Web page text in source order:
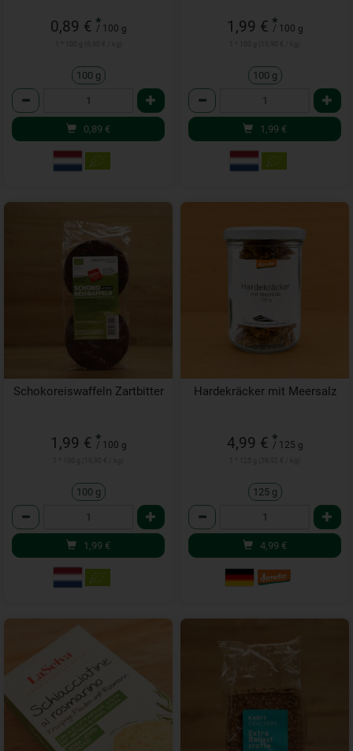
0,89 € *
/ 100 g
100 g
Anzahl
0,89 €
1,99 € *
/ 100 g
100 g
Anzahl
1,99 €
Schokoreiswaffeln Zartbitter
1,99 € *
/ 100 g
100 g
Anzahl
1,99 €
Hardekräcker mit Meersalz
4,99 € *
/ 125 g
125 g
Anzahl
4,99 €